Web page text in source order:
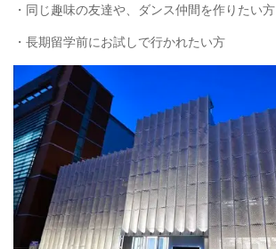
・同じ趣味の友達や、ダンス仲間を作りたい方
・長期留学前にお試しで行かれたい方